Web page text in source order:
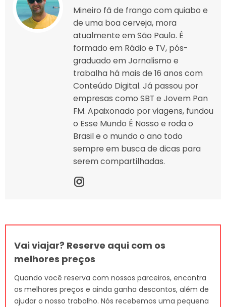
Mineiro fã de frango com quiabo e
de uma boa cerveja, mora
atualmente em São Paulo. É
formado em Rádio e TV, pós-
graduado em Jornalismo e
trabalha há mais de 16 anos com
Conteúdo Digital. Já passou por
empresas como SBT e Jovem Pan
FM. Apaixonado por viagens, fundou
o Esse Mundo É Nosso e roda o
Brasil e o mundo o ano todo
sempre em busca de dicas para
serem compartilhadas.
Vai viajar? Reserve aqui com os
melhores preços
Quando você reserva com nossos parceiros, encontra
os melhores preços e ainda ganha descontos, além de
ajudar o nosso trabalho. Nós recebemos uma pequena